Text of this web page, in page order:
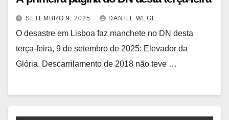
SETEMBRO 9, 2025 DANIEL WEGE
O desastre em Lisboa faz manchete no DN desta
terça-feira, 9 de setembro de 2025: Elevador da
Glória. Descarrilamento de 2018 não teve …